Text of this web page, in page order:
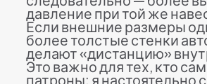
давление при той же
Если внешние размеры
более толстые стенки
делают «дистанцию»
Это важно для тех, кто
патроны: я настоятельно